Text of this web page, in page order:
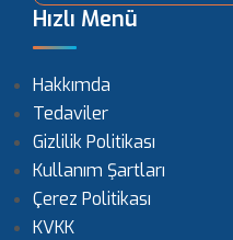
Hızlı Menü
Hakkımda
Tedaviler
Gizlilik Politikası
Kullanım Şartları
Çerez Politikası
KVKK